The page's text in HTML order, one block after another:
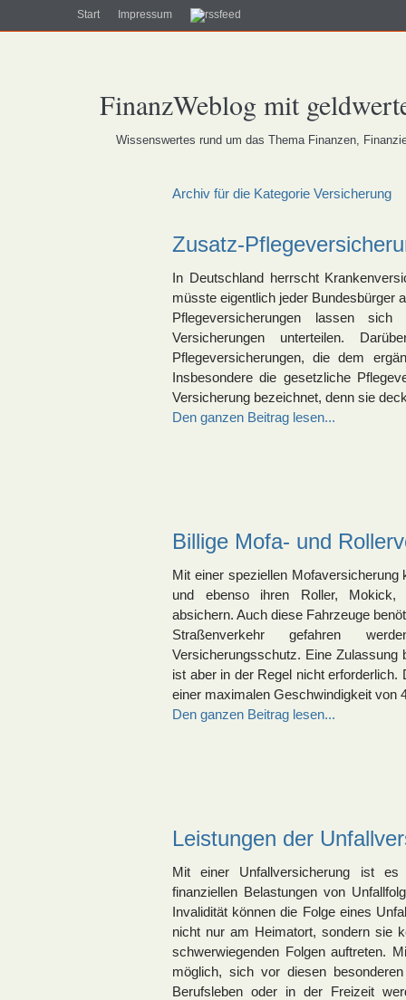
Start Impressum
FinanzWeblog mit
Wissenswertes rund um das Thema Finanzen,
Archiv für die Kategorie Versicherung
Zusatz-
In Deutschland herrscht
müsste eigentlich jeder Bundesbürger
Pflegeversicherungen lassen
Versicherungen unterteilen.
Pflegeversicherungen, die dem
Insbesondere die gesetzliche
Versicherung bezeichnet, denn sie
Den ganzen Beitrag lesen...
Billige Mofa- und
Mit einer speziellen
und ebenso ihren Roller, Mokick,
absichern. Auch diese Fahrzeuge
Straßenverkehr gefahren
Versicherungsschutz. Eine
ist aber in der Regel nicht
einer maximalen Geschwindigkeit von
Den ganzen Beitrag lesen...
Leistungen der
Mit einer Unfallversicherung ist
finanziellen Belastungen von
Invalidität können die Folge eines
nicht nur am Heimatort, sondern sie
schwerwiegenden Folgen auftreten.
möglich, sich vor diesen
Berufsleben oder in der Freizeit